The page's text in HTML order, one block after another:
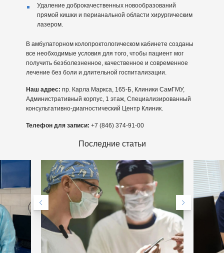
Удаление доброкачественных новообразований
прямой кишки и перианальной области хирургическим
лазером.
В амбулаторном колопроктологическом кабинете созданы
все необходимые условия для того, чтобы пациент мог
получить безболезненное, качественное и современное
лечение без боли и длительной госпитализации.
Наш адрес: пр. Карла Маркса, 165-Б, Клиники СамГМУ,
Административный корпус, 1 этаж, Специализированный
консультативно-диагностический Центр Клиник.
Телефон для записи: +7 (846) 374-91-00
Последние статьи